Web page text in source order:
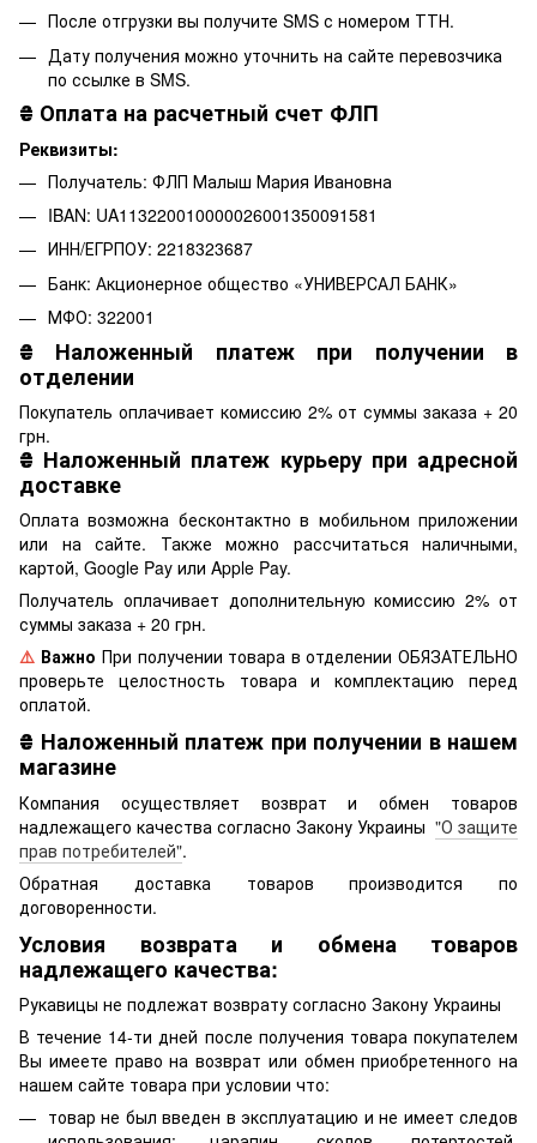
После отгрузки вы получите SMS с номером ТТН.
Дату получения можно уточнить на сайте перевозчика
по ссылке в SMS.
₴ Оплата на расчетный счет ФЛП
Реквизиты:
Получатель: ФЛП Малыш Мария Ивановна
IBAN: UA113220010000026001350091581
ИНН/ЕГРПОУ: 2218323687
Банк: Акционерное общество «УНИВЕРСАЛ БАНК»
МФО: 322001
₴ Наложенный платеж при получении в
отделении
Покупатель оплачивает комиссию 2% от суммы заказа + 20
грн.
₴ Наложенный платеж курьеру при адресной
доставке
Оплата возможна бесконтактно в мобильном приложении
или на сайте. Также можно рассчитаться наличными,
картой, Google Pay или Apple Pay.
Получатель оплачивает дополнительную комиссию 2% от
суммы заказа + 20 грн.
⚠️ Важно При получении товара в отделении ОБЯЗАТЕЛЬНО
проверьте целостность товара и комплектацию перед
оплатой.
₴ Наложенный платеж при получении в нашем
магазине
Компания осуществляет возврат и обмен товаров
надлежащего качества согласно Закону Украины "О защите
прав потребителей".
Обратная доставка товаров производится по
договоренности.
Условия возврата и обмена товаров
надлежащего качества:
Рукавицы не подлежат возврату согласно Закону Украины
В течение 14-ти дней после получения товара покупателем
Вы имеете право на возврат или обмен приобретенного на
нашем сайте товара при условии что:
товар не был введен в эксплуатацию и не имеет следов